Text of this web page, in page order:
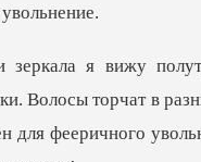
Волосы торчат в
д